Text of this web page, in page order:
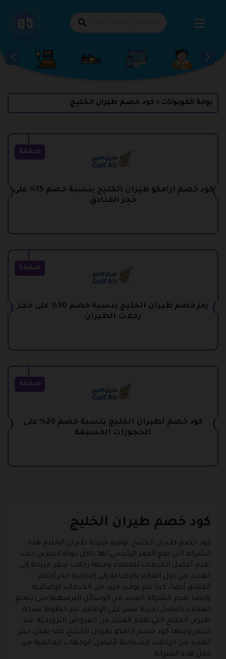
بوابة الكوبونات > كود خصم طيران الخليج
صفقة
كود خصم ارامكو طيران الخليج بنسبة خصم 15% على
حجز الفنادق
صفقة
رمز خصم طيران الخليج بنسبة خصم 30% على حجز
رحلات الطيران
صفقة
كود خصم لطيران الخليج بنسبة خصم 20% على
الحجوزات المسبقة
كود خصم طيران الخليج
كود خصم طيران الخليج، يوفره شركة طيران الخليج هذه
الشركة التي يقع المقر الرئيسي لها داخل دولة البحرين حيث
تقدم أفضل الخدمات للعملاء ومنها رحلات سفر مريحة إلى
العديد من دول العالم بالإضافة إلى إمكانية حجز أفخم
الفنادق أيضا، كما يتم توفير مزيد من الخدمات الإضافية
وايضا تقدم الشركة العديد من الوسائل الترفيهية حتى يتمتع
العملاء بأفضل تجربة سفر على الإطلاق عبر خطوط شركة
طيران الخليج التي تقدم العديد من العروض الترويجية عند
الحجز ومنها كود خصم ارامكو طيران الخليج، كما يمكن حجز
العديد من الرحلات السياحية لأفضل الوجهات العالمية من
خلال هذه الشركة.